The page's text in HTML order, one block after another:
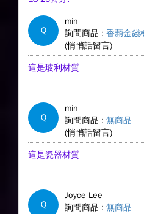
Q
min
詢問商品 : 香蘋金錢
(悄悄話留言)
這是玻利材質
Q
min
詢問商品 : 無商品
(悄悄話留言)
這是瓷器材質
Q
Joyce Lee
詢問商品 : 無商品